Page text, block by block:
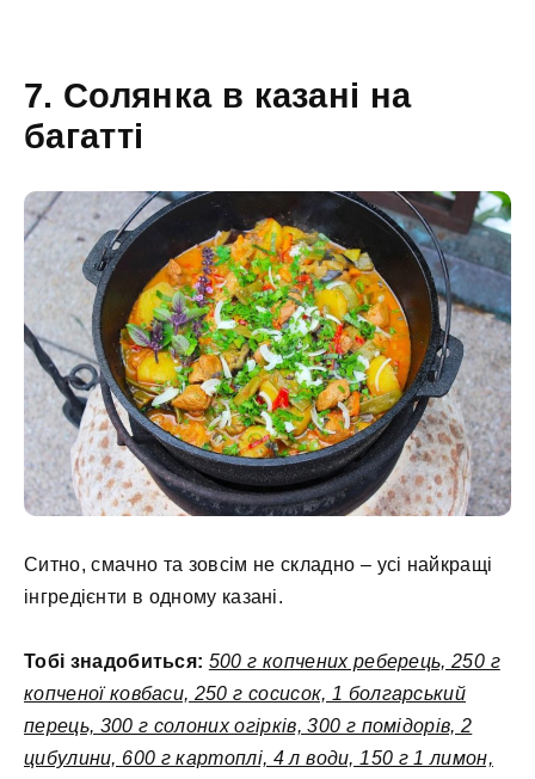
7. Солянка в казані на
багатті
Ситно, смачно та зовсім не складно – усі найкращі
інгредієнти в одному казані.
Тобі знадобиться: 500 г копчених реберець, 250 г
копченої ковбаси, 250 г сосисок, 1 болгарський
перець, 300 г солоних огірків, 300 г помідорів, 2
цибулини, 600 г картоплі, 4 л води, 150 г 1 лимон,